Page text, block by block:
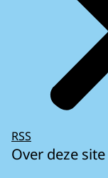
RSS
Over deze site